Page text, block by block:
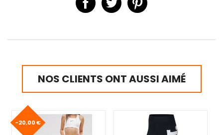
NOS CLIENTS ONT AUSSI AIMÉ
-20,00 €